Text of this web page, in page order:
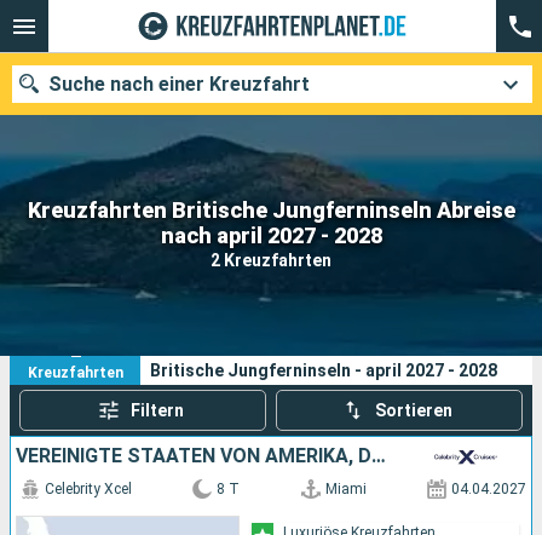
Kreuzfahrten Britische Jungferninseln Abreise
nach april 2027 - 2028
2 Kreuzfahrten
Suche nach einer Kreuzfahrt
Unsere Ziele
Suchen
2
Kreuzfahrten
Britische Jungferninseln - april 2027 - 2028
Filtern Sortieren
VEREINIGTE STAATEN VON AMERIKA, DOMINIKANISCHE REPUBLIK
Celebrity Xcel 8 T Miami 04.04.2027